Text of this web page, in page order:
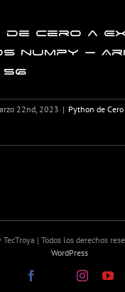
de Cero a
numpy –
56
22nd, 2023 | Python de
| Todos los derechos
WordPress
Facebook Instagram